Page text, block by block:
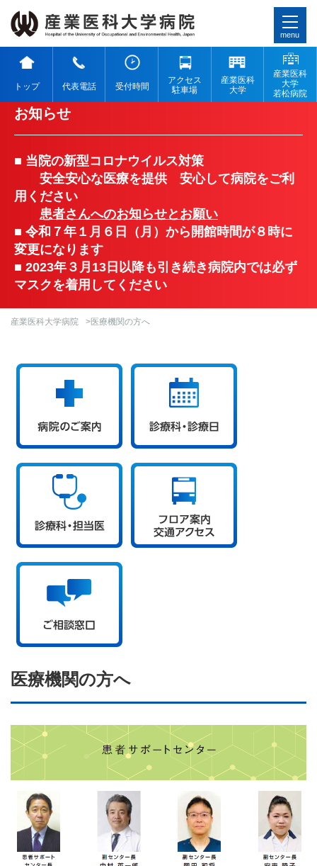
menu
お知らせ
■ 当院の新型コロナウイルス対策
安全安心な医療を提供 安心して病院をご利
用ください
患者さんへのお知らせとお願い
■ 令和７年１月６日（月）から開館時間が８時に
変更になります
■ 2023年３月13日以降も引き続き病院内では必ず
マスクを着用してください
トップ 代表電話 受付時間
アクセス
駐車場
産業医科
大学
産業医科
大学
若松病院
産業医科大学病院 >医療機関の方へ
医療機関の方へ